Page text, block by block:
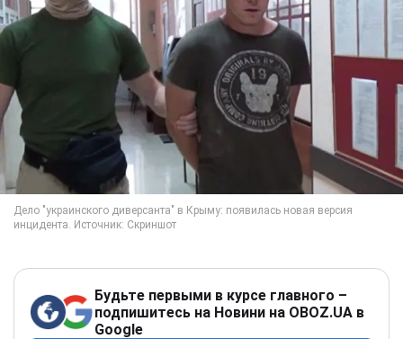
Будьте первыми в курсе главного –
подпишитесь на Новини на OBOZ.UA в
Google